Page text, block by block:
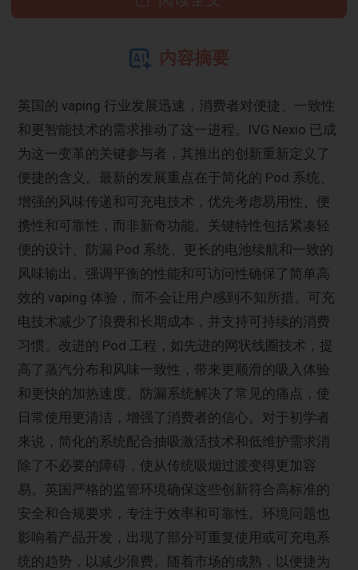
内容摘要
英国的 vaping 行业发展迅速，消费者对便捷、一致性
和更智能技术的需求推动了这一进程。IVG Nexio 已成
为这一变革的关键参与者，其推出的创新重新定义了
便捷的含义。最新的发展重点在于简化的 Pod 系统、
增强的风味传递和可充电技术，优先考虑易用性、便
携性和可靠性，而非新奇功能。关键特性包括紧凑轻
便的设计、防漏 Pod 系统、更长的电池续航和一致的
风味输出。强调平衡的性能和可访问性确保了简单高
效的 vaping 体验，而不会让用户感到不知所措。可充
电技术减少了浪费和长期成本，并支持可持续的消费
习惯。改进的 Pod 工程，如先进的网状线圈技术，提
高了蒸汽分布和风味一致性，带来更顺滑的吸入体验
和更快的加热速度。防漏系统解决了常见的痛点，使
日常使用更清洁，增强了消费者的信心。对于初学者
来说，简化的系统配合抽吸激活技术和低维护需求消
除了不必要的障碍，使从传统吸烟过渡变得更加容
易。英国严格的监管环境确保这些创新符合高标准的
安全和合规要求，专注于效率和可靠性。环境问题也
影响着产品开发，出现了部分可重复使用或可充电系
统的趋势，以减少浪费。随着市场的成熟，以便捷为